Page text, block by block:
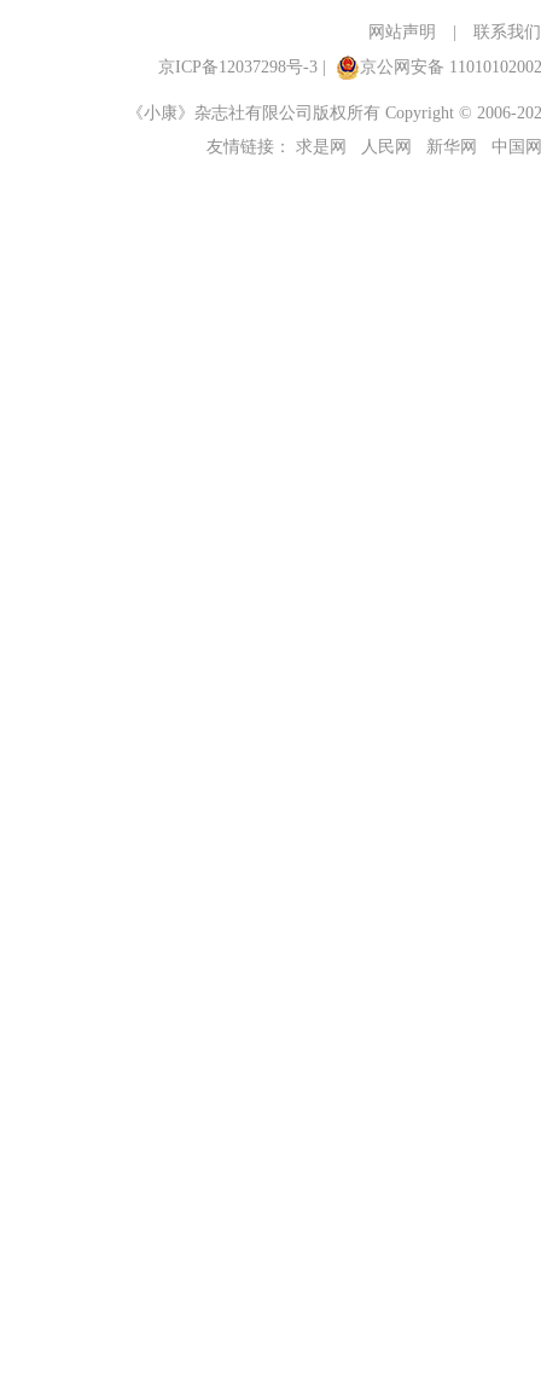
网站声明
联系我们
京ICP备12037298号-3
京公网安备
《小康》杂志社有限公司版权所有 Copyright © 2006-
友情链接：
求是网 人民网 新华网 中国网